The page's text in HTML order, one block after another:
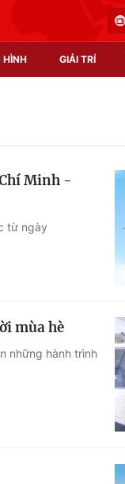
HÌNH GIẢI TRÍ
Minh -
từ ngày
mùa hè
những hành trình